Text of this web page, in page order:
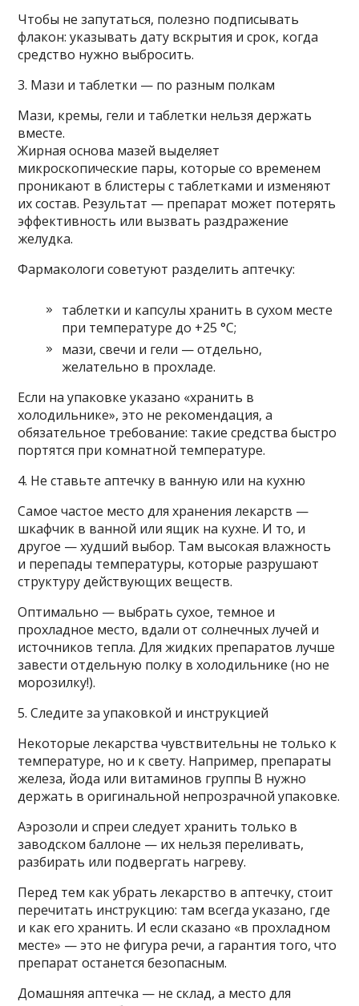
Чтобы не запутаться, полезно подписывать
флакон: указывать дату вскрытия и срок, когда
средство нужно выбросить.
3. Мази и таблетки — по разным полкам
Мази, кремы, гели и таблетки нельзя держать
вместе.
Жирная основа мазей выделяет
микроскопические пары, которые со временем
проникают в блистеры с таблетками и изменяют
их состав. Результат — препарат может потерять
эффективность или вызвать раздражение
желудка.
Фармакологи советуют разделить аптечку:
таблетки и капсулы хранить в сухом месте
при температуре до +25 °C;
мази, свечи и гели — отдельно,
желательно в прохладе.
Если на упаковке указано «хранить в
холодильнике», это не рекомендация, а
обязательное требование: такие средства быстро
портятся при комнатной температуре.
4. Не ставьте аптечку в ванную или на кухню
Самое частое место для хранения лекарств —
шкафчик в ванной или ящик на кухне. И то, и
другое — худший выбор. Там высокая влажность
и перепады температуры, которые разрушают
структуру действующих веществ.
Оптимально — выбрать сухое, темное и
прохладное место, вдали от солнечных лучей и
источников тепла. Для жидких препаратов лучше
завести отдельную полку в холодильнике (но не
морозилку!).
5. Следите за упаковкой и инструкцией
Некоторые лекарства чувствительны не только к
температуре, но и к свету. Например, препараты
железа, йода или витаминов группы B нужно
держать в оригинальной непрозрачной упаковке.
Аэрозоли и спреи следует хранить только в
заводском баллоне — их нельзя переливать,
разбирать или подвергать нагреву.
Перед тем как убрать лекарство в аптечку, стоит
перечитать инструкцию: там всегда указано, где
и как его хранить. И если сказано «в прохладном
месте» — это не фигура речи, а гарантия того, что
препарат останется безопасным.
Домашняя аптечка — не склад, а место для